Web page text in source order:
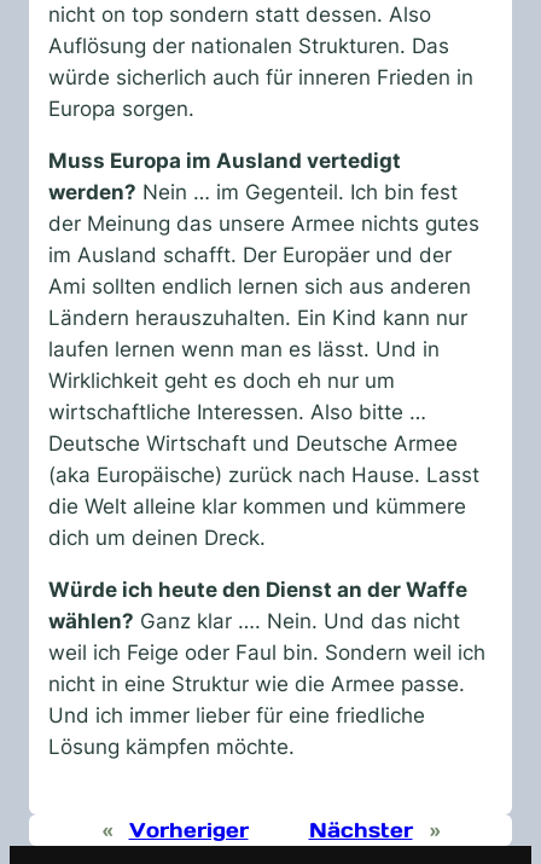
nicht on top sondern statt dessen. Also
Auflösung der nationalen Strukturen. Das
würde sicherlich auch für inneren Frieden in
Europa sorgen.
Muss Europa im Ausland vertedigt
werden? Nein … im Gegenteil. Ich bin fest
der Meinung das unsere Armee nichts gutes
im Ausland schafft. Der Europäer und der
Ami sollten endlich lernen sich aus anderen
Ländern herauszuhalten. Ein Kind kann nur
laufen lernen wenn man es lässt. Und in
Wirklichkeit geht es doch eh nur um
wirtschaftliche Interessen. Also bitte …
Deutsche Wirtschaft und Deutsche Armee
(aka Europäische) zurück nach Hause. Lasst
die Welt alleine klar kommen und kümmere
dich um deinen Dreck.
Würde ich heute den Dienst an der Waffe
wählen? Ganz klar …. Nein. Und das nicht
weil ich Feige oder Faul bin. Sondern weil ich
nicht in eine Struktur wie die Armee passe.
Und ich immer lieber für eine friedliche
Lösung kämpfen möchte.
« Vorheriger Nächster »